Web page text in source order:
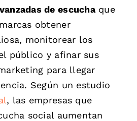
de escuchaque
obtener
monitorear los
público y afinar sus
para llegar
Según un estudio
, las empresas que
social aumentan